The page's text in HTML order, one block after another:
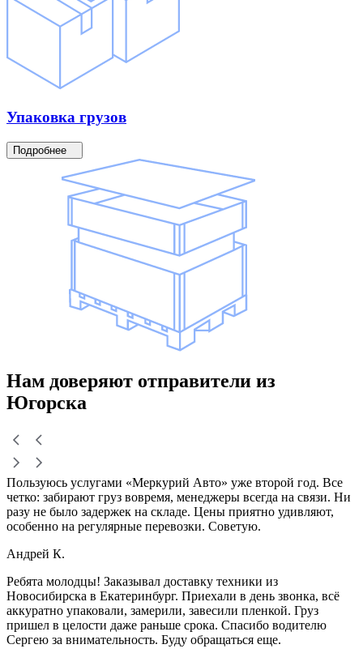
Упаковка грузов
Подробнее
Нам доверяют отправители из
Югорска
Пользуюсь услугами «Меркурий Авто» уже второй год. Все
четко: забирают груз вовремя, менеджеры всегда на связи. Ни
разу не было задержек на складе. Цены приятно удивляют,
особенно на регулярные перевозки. Советую.
Андрей К.
Ребята молодцы! Заказывал доставку техники из
Новосибирска в Екатеринбург. Приехали в день звонка, всё
аккуратно упаковали, замерили, завесили пленкой. Груз
пришел в целости даже раньше срока. Спасибо водителю
Сергею за внимательность. Буду обращаться еще.